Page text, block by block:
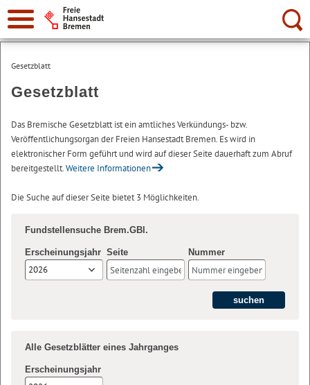
Suche:
Gesetzblatt
Gesetzblatt
Das Bremische Gesetzblatt ist ein amtliches Verkündungs- bzw.
Veröffentlichungsorgan der Freien Hansestadt Bremen. Es wird in
elektronischer Form geführt und wird auf dieser Seite dauerhaft zum Abruf
bereitgestellt.Weitere Informationen
Die Suche auf dieser Seite bietet 3 Möglichkeiten.
Fundstellensuche Brem.GBl.
Erscheinungsjahr
2026
Seite Nummer
Alle Gesetzblätter eines Jahrganges
Erscheinungsjahr